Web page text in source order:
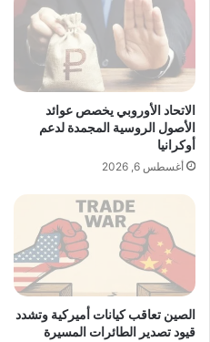
ف
ي
ص
ر
ر
ق
ي
:
ن
ر
غ
ب
ز
ز
ل
الاتحاد الأوروبي يخصص عوائد
الأصول الروسية المجمدة لدعم
أوكرانيا
أغسطس 6, 2026
الصين تعاقب كيانات أميركية وتشدد
قيود تصدير الطائرات المسيرة